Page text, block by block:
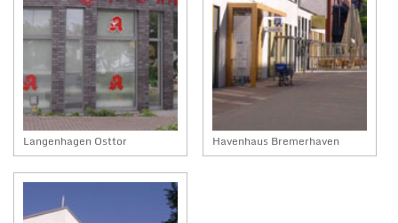
Langenhagen Osttor Havenhaus Bremerhaven